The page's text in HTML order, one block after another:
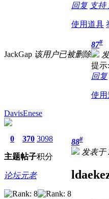
回复 支持
使用道具
JackGap 该用户已被删除
87#
提示:
回复
使
DavisEnese
0
主题
370
帖子
3098
积分
论坛元老
88#
发表于